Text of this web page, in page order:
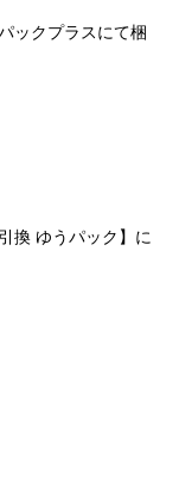
ックプラスにて梱
換 ゆうパック】に